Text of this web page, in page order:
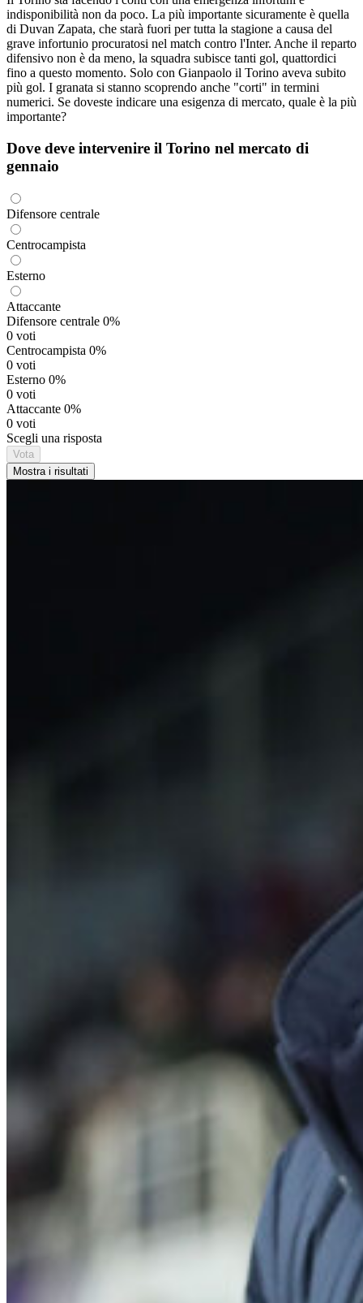
indisponibilità non da poco. La più importante sicuramente è quella
di Duvan Zapata, che starà fuori per tutta la stagione a causa del
grave infortunio procuratosi nel match contro l'Inter. Anche il reparto
difensivo non è da meno, la squadra subisce tanti gol, quattordici
fino a questo momento. Solo con Gianpaolo il Torino aveva subito
più gol. I granata si stanno scoprendo anche "corti" in termini
numerici. Se doveste indicare una esigenza di mercato, quale è la più
importante?
Dove deve intervenire il Torino nel mercato di
gennaio
Difensore centrale
Centrocampista
Esterno
Attaccante
Difensore centrale 0%
0 voti
Centrocampista 0%
0 voti
Esterno 0%
0 voti
Attaccante 0%
0 voti
Scegli una risposta
Vota
Mostra i risultati